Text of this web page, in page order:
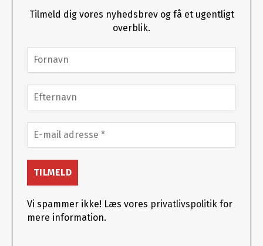
Tilmeld dig vores nyhedsbrev og få et ugentligt
overblik.
Vi spammer ikke! Læs vores privatlivspolitik for
mere information.